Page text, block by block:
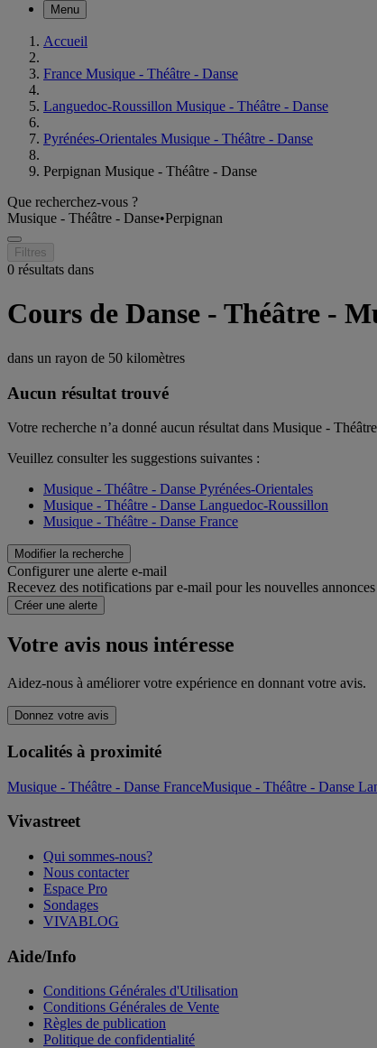
Menu
Accueil
France Musique - Théâtre - Danse
Languedoc-Roussillon Musique - Théâtre - Danse
Pyrénées-Orientales Musique - Théâtre - Danse
Perpignan Musique - Théâtre - Danse
Que recherchez-vous ?
Musique - Théâtre - Danse•Perpignan
Filtres
0 résultats dans
Cours de Danse - Théâtre -
dans un rayon de 50 kilomètres
Aucun résultat trouvé
Votre recherche n’a donné aucun résultat dans Musique -
Veuillez consulter les suggestions suivantes :
Musique - Théâtre - Danse Pyrénées-Orientales
Musique - Théâtre - Danse Languedoc-Roussillon
Musique - Théâtre - Danse France
Modifier la recherche
Configurer une alerte e-mail
Recevez des notifications par e-mail pour les nouvelles
Créer une alerte
Votre avis nous intéresse
Aidez-nous à améliorer votre expérience en donnant votre avis.
Donnez votre avis
Localités à proximité
Musique - Théâtre - Danse FranceMusique - Théâtre - Danse
Vivastreet
Qui sommes-nous?
Nous contacter
Espace Pro
Sondages
VIVABLOG
Aide/Info
Conditions Générales d'Utilisation
Conditions Générales de Vente
Règles de publication
Politique de confidentialité